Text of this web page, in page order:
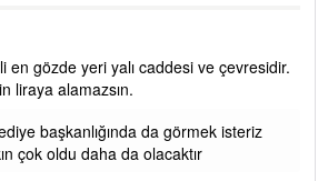
en gözde yeri yalı caddesi ve çevresidir.
liraya alamazsın.
başkanlığında da görmek isteriz
çok oldu daha da olacaktır